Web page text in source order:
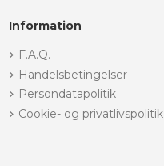
Information
F.A.Q.
Handelsbetingelser
Persondatapolitik
Cookie- og privatlivspolitik